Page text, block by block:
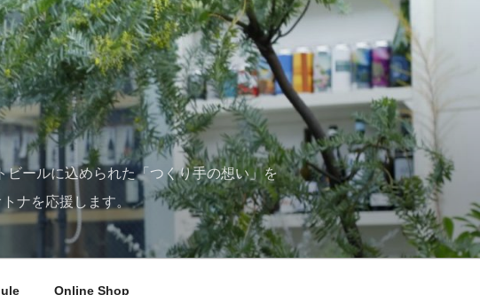
ビールに込められた「つくり手の想い」を
ナを応援します。
Online Shop